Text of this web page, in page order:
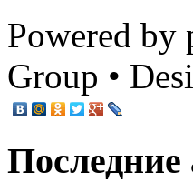
Powered
Group •